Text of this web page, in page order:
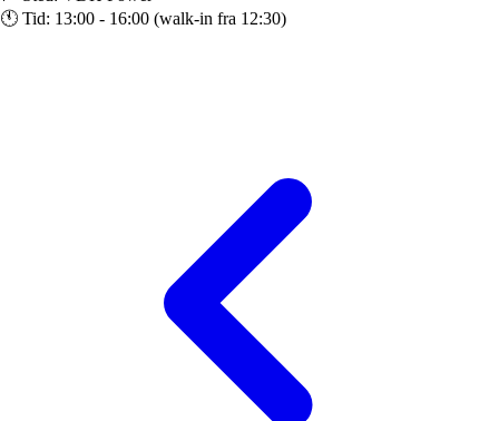
🕚 Tid: 13:00 - 16:00 (walk-in fra 12:30)